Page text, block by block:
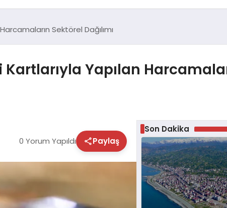
Sektörel Dağılımı
Yapılan
0 Yorum Yapıldı Paylaş
Son Dakika